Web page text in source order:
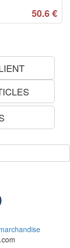
50.6€